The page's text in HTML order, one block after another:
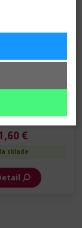
Balón fóliový -
- Sýto
- 45 cm
€
sklade